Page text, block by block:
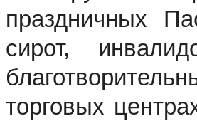
праздничных
сирот,
торговых